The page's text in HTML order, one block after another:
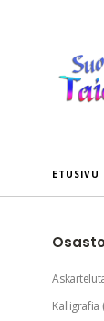
ETUSIVU
Kalligrafia